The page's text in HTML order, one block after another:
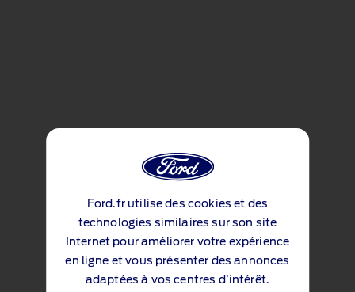
Ford.fr utilise des cookies et des
technologies similaires sur son site
Internet pour améliorer votre expérience
en ligne et vous présenter des annonces
adaptées à vos centres d’intérêt.